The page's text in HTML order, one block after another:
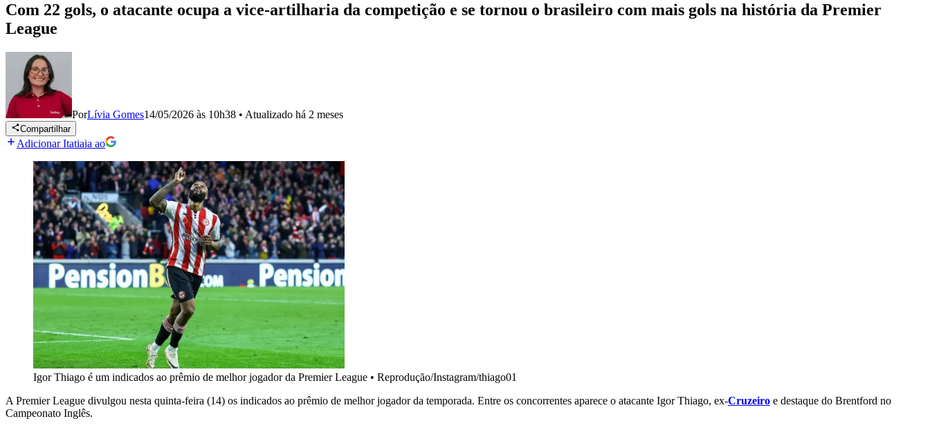
Com 22 gols, o atacante ocupa a vice-artilharia da competição e se tornou o brasileiro com mais gols na história da Premier
League
PorLívia Gomes14/05/2026 às 10h38 • Atualizado há 2 meses
Compartilhar
Adicionar Itatiaia ao
Igor Thiago é um indicados ao prêmio de melhor jogador da Premier League • Reprodução/Instagram/thiago01
A Premier League divulgou nesta quinta-feira (14) os indicados ao prêmio de melhor jogador da temporada. Entre os concorrentes aparece o atacante Igor Thiago, ex-Cruzeiro e destaque do Brentford no
Campeonato Inglês.